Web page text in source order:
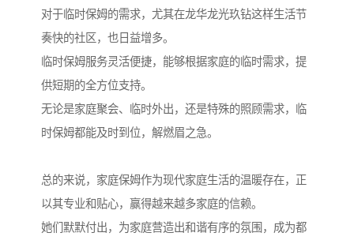
对于临时保姆的需求，尤其在龙华龙光玖钻这样生活节
奏快的社区，也日益增多。
临时保姆服务灵活便捷，能够根据家庭的临时需求，提
供短期的全方位支持。
无论是家庭聚会、临时外出，还是特殊的照顾需求，临
时保姆都能及时到位，解燃眉之急。
总的来说，家庭保姆作为现代家庭生活的温暖存在，正
以其专业和贴心，赢得越来越多家庭的信赖。
她们默默付出，为家庭营造出和谐有序的氛围，成为都